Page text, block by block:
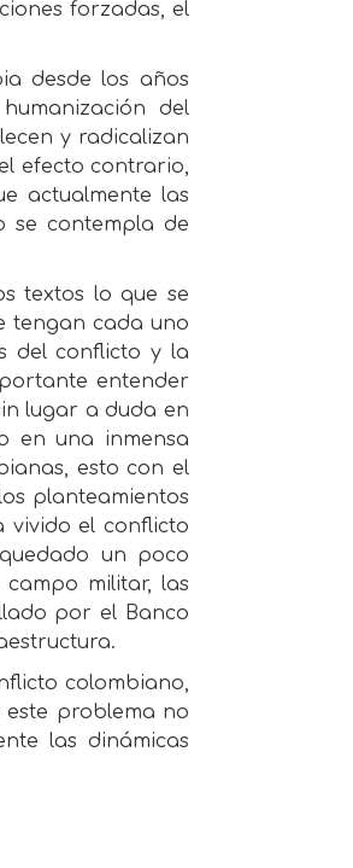
forzadas, el
desde los años
del
y radicalizan
efecto contrario,
actualmente las
se contempla de
textos lo que se
tengan cada uno
del conflicto y la
entender
lugar a duda en
en una inmensa
esto con el
planteamientos
vivido el conflicto
un poco
militar, las
por el Banco
colombiano,
este problema no
las dinámicas